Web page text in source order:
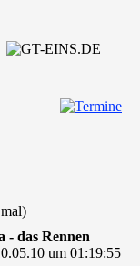
- das Rennen
um 01:19:55